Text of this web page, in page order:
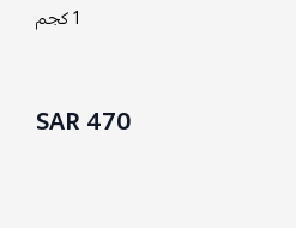
1 كجم
470 SAR